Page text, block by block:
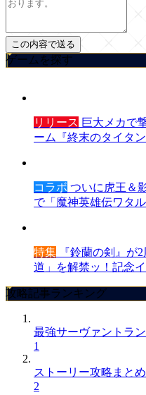
ゲームを探す
リリース 巨大メカで
ーム『終末のタイタ
コラボ ついに虎王＆
で「魔神英雄伝ワタ
特集 『鈴蘭の剣』が
道」を解禁ッ！記念
攻略記事ランキング
最強サーヴァントラ
1
ストーリー攻略まとめ
2